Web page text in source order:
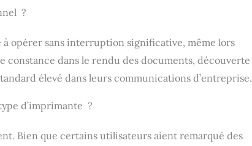
?
opérer sans interruption significative, même lors
constance dans le rendu des documents, découverte
élevé dans leurs communications d’entreprise.
d’imprimante ?
Bien que certains utilisateurs aient remarqué des